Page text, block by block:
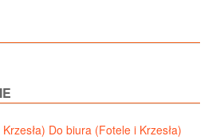
Do biura (Fotele i Krzesła)